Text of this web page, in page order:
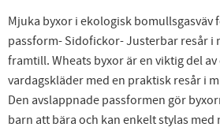
Mjuka byxor i ekologisk bomullsgasväv
passform- Sidofickor- Justerbar resår i
framtill. Wheats byxor är en viktig del
vardagskläder med en praktisk resår i
Den avslappnade passformen gör
barn att bära och kan enkelt stylas med